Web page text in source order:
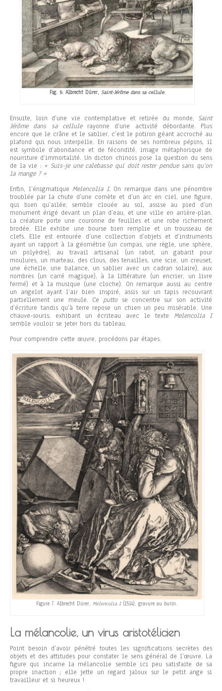
Fig. 6: Albrecht Dürer, Saint-Jérôme dans sa cellule.
Ensuite, loin d’une vie contemplative et retirée du monde, Saint
Jérôme dans sa cellulerayonne d’une activité débordante. Plus
encore que le crâne et le sablier, c’est le potiron géant accroché au
plafond qui nous interpelle. En raisons de ses nombreux pépins, il
est symbole d’abondance et de fécondité, image métaphorique de
nourriture d’immortalité. Un dicton chinois pose la question du sens
de la vie : « Suis-je une calebasse qui doit rester pendue sans qu’on
la mange ? »
Enfin, l’énigmatique Melencolia I.On remarque dans une pénombre
troublée par la chute d’une comète et d’un arc en ciel, une figure,
qui bien qu’ailée, semble clouée au sol, assise au pied d’un
monument érigé devant un plan d’eau, et une ville en arrière-plan.
La créature porte une couronne de feuilles et une robe richement
brodée. Elle exhibe une bourse bien remplie et un trousseau de
clefs. Elle est entourée d’une collection d’objets et d’instruments
ayant un rapport à la géométrie (un compas, une règle, une sphère,
un polyèdre), au travail artisanal (un rabot, un gabarit pour
moulures, un marteau, des clous, des tenailles, une scie, un creuset,
une échelle, une balance, un sablier avec un cadran solaire), aux
nombres (un carré magique), à la littérature (un encrier, un livre
fermé) et à la musique (une cloche). On remarque aussi au centre
un angelot ayant l’air bien inspiré, assis sur un tapis recouvrant
partiellement une meule. Ce putto se concentre sur son activité
d’écriture tandis qu’à terre repose un chien un peu misérable. Une
chauve-souris, exhibant un écriteau avec le texte Melencolia I
semble vouloir se jeter hors du tableau.
Pour comprendre cette œuvre, procédons par étapes.
Figure 7. Albrecht Dürer, Melencolia I(1514), gravure au burin.
La mélancolie, un virus aristotélicien
Point besoin d’avoir pénétré toutes les significations secrètes des
objets et des attitudes pour constater le sens général de l’œuvre. La
figure qui incarne la mélancolie semble ici peu satisfaite de sa
propre inaction ; elle jette un regard jaloux sur le petit ange si
travailleur et si heureux !